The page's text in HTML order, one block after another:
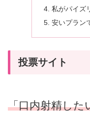
私がパイズ
安いプラン
投票サイト
「口内射精した